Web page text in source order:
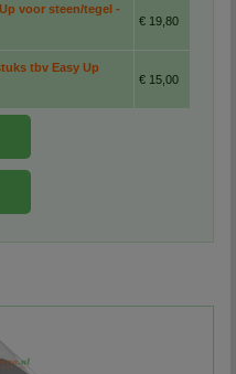
voor steen/tegel -
€ 19,80
tbv Easy Up
€ 15,00